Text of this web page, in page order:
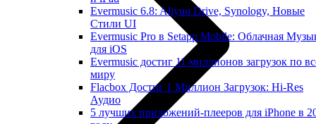
Evermusic 6.8: Aliyun Drive, Synology, Новые
Стили UI
Evermusic Pro в Setapp Mobile: Облачная
для iOS
Evermusic достиг 11 миллионов загрузок по
миру
Flacbox Достиг 1 Миллион Загрузок: Hi-Res
Аудио
5 лучших приложений-плееров для iPhone в